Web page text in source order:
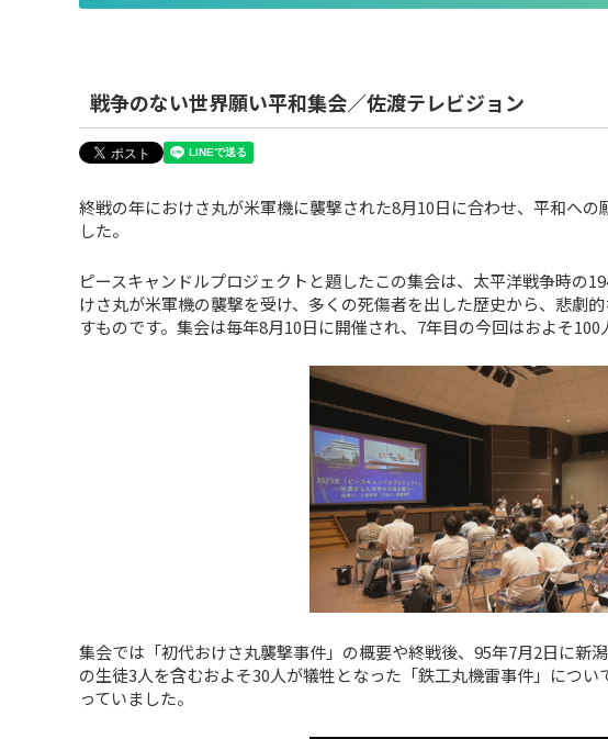
戦争のない世界願い平和集会／佐渡テレビジョン
終戦の年におけさ丸が米軍機に襲撃された8月10日に合わせ、平和へ
した。
ピースキャンドルプロジェクトと題したこの集会は、太平洋戦争時の
けさ丸が米軍機の襲撃を受け、多くの死傷者を出した歴史から、悲劇
すものです。集会は毎年8月10日に開催され、7年目の今回はおよそ100
集会では「初代おけさ丸襲撃事件」の概要や終戦後、95年7月2日に新
の生徒3人を含むおよそ30人が犠牲となった「鉄工丸機雷事件」につ
っていました。